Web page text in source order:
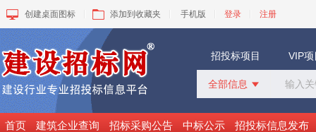
创建桌面图标 添加到收藏夹 手机版 登录 注册
招投标项目 VIP
全部信息 
招标采购
首页 建筑企业查询 招标采购公告 中标公示 招投标信息发布